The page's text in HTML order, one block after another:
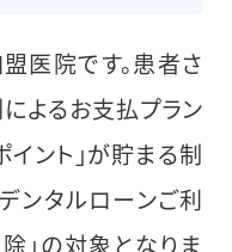
医院です。患者さ
よるお支払プラン
イント」が貯まる制
ンタルローンご利
」の対象となりま